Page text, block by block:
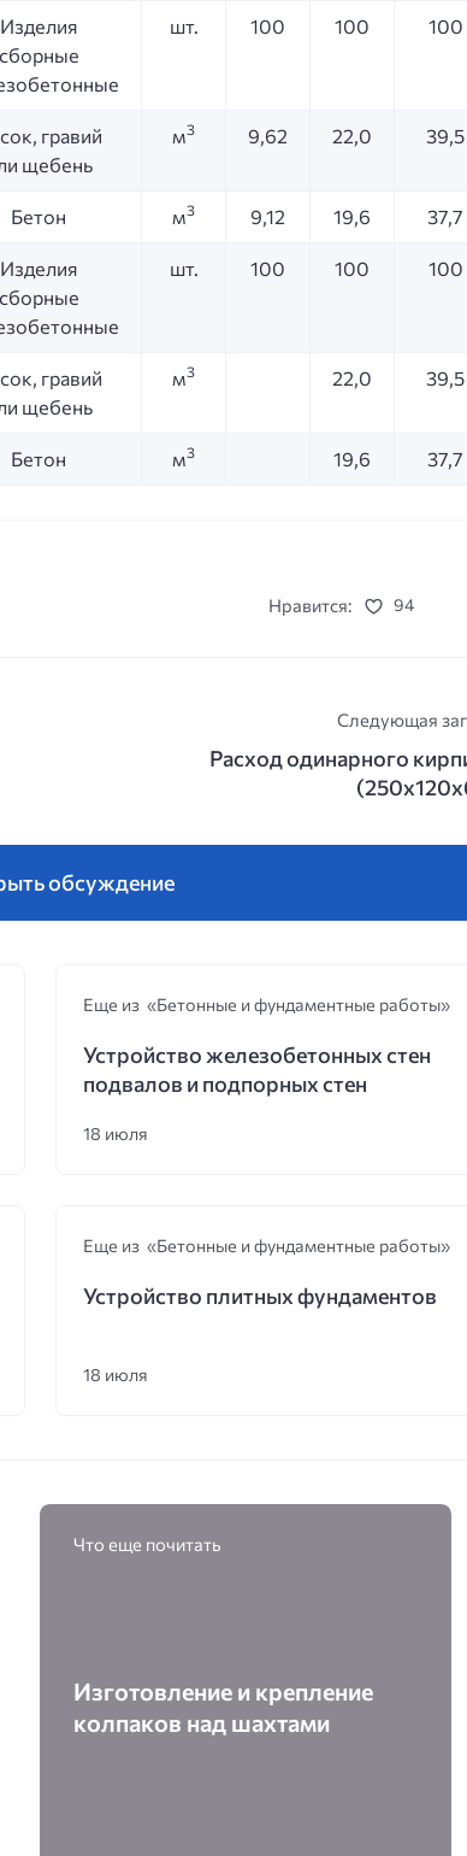
Изделия
сборные
шт. 100 100 100
гравий
щебень
м3 9,62 22,0 39,5
Бетон м3 9,12 19,6 37,7
Изделия
сборные
шт. 100 100 100
гравий
щебень
м3 22,0 39,5
Бетон м3 19,6 37,7
Нравится:
94
Следующая
Расход одинарного
обсуждение
Еще из «Бетонные и фундаментные работы»
Устройство железобетонных стен
подвалов и подпорных стен
18 июля
Еще из «Бетонные и фундаментные работы»
Устройство плитных фундаментов
18 июля
Что еще почитать
Изготовление и крепление
колпаков над шахтами